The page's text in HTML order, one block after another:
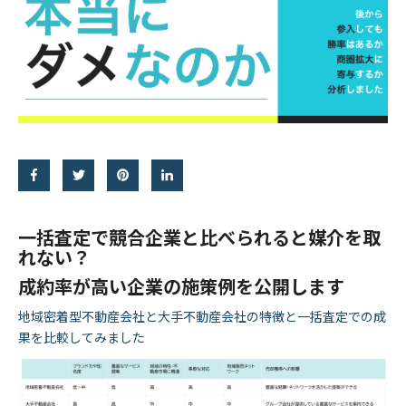
一括査定で競合企業と比べられると媒介を取
れない？
成約率が高い企業の施策例を公開します
地域密着型不動産会社と大手不動産会社の特徴と一括査定での成
果を比較してみました